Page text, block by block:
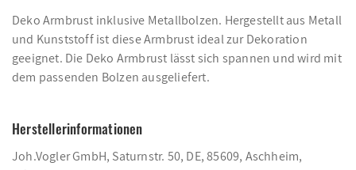
Deko Armbrust inklusive Metallbolzen. Hergestellt aus Metall
und Kunststoff ist diese Armbrust ideal zur Dekoration
geeignet. Die Deko Armbrust lässt sich spannen und wird mit
dem passenden Bolzen ausgeliefert.
Herstellerinformationen
Joh.Vogler GmbH, Saturnstr. 50, DE, 85609, Aschheim,